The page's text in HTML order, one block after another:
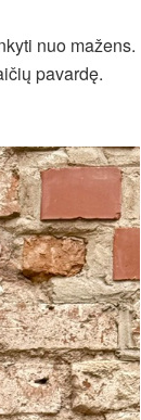
nuo mažens.
pavardę.